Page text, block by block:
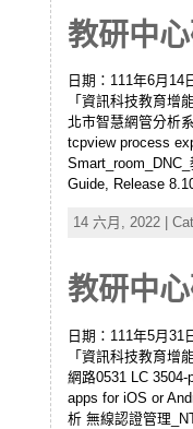
教研中
日期：111年6月
「資訊科技教育增
北市智慧網管分析
tcpview process
Guide, Release
14 六月, 2022 |
教研中
日期：111年5月
「資訊科技教育增
網路0531 LC
apps for iOS or
析 無線認證管理